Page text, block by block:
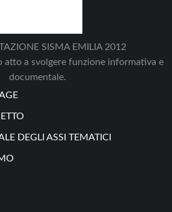
SISMA EMILIA 2012
atto a svolgere funzione informativa e
documentale.
DEGLI ASSI TEMATICI